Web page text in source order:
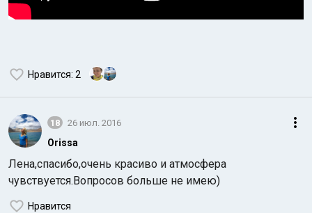
Нравится: 2
18 26 июл. 2016
Orissa
Лена,спасибо,очень красиво и атмосфера
чувствуется.Вопросов больше не имею)
Нравится